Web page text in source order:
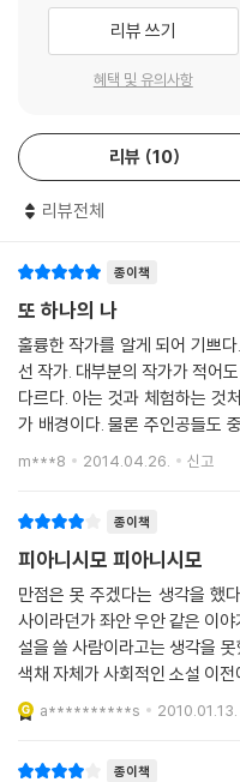
보여주고 있는 작품이 이번의
“문학적 원점으로 되돌아가 바
은 어린이들이 목을 움츠린 채
겹쳐 썼어요. 강한 절망의 시대
것에 대한 도전이었습니다.” -
서 츠지 히토나리
2. 회색 세상의 공포 속에서 펼쳐
콘크리트로 뒤덮인 회색 도시…
정체를 알 수 없는 또 하나의 학
시 반복되는 학교를 둘러싼 공
오루와 도오루에게만 보이는
주인공 도오루는 자신을 대신하
몸으로 태어났지만 남자의 마음
자인지 여자인지 알 수 없는 혼
소녀(소년?)를 만나, 감정을 잃
저자는 이 세상을 이면에서 지
에 분쟁과 증오의 씨앗을 흩뿌
이 세상이 미처 다 감추지 못해
고 있다. 그리고 그러한 회색 빛
리뷰 쓰기
혜택 및 유의사항
리뷰 10
리뷰전체
종이책
또 하나의 나
훌륭한 작가를 알게 되어 기쁘
선 작가. 대부분의 작가가 적어도 그 길을 알지만 그 길에 들어선 작가는 또
다르다. 아는 것과 체험하는 것처럼 느끼는 것과는 많이 다르니까. 중학교
가 배경이다. 물론 주인공들도 중학생. 이 작가의 나이(59년생)를 생각하
면 대단하다. 생명과 자연의 섭
m***8 2014.04.26. 신고
종이책
피아니시모 피아니시모
만점은 못 주겠다는 생각을 했
사이라던가 좌안 우안 같은 이
설을 쓸 사람이라고는 생각을
색채 자체가 사회적인 소설 이
하고 있기 때문인 이유도 있을
설에 1점이
a**********s 2010.01.13.
종이책